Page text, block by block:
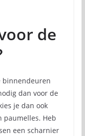
de
binnendeuren
dan voor de
je dan ook
paumelles. Heb
een scharnier